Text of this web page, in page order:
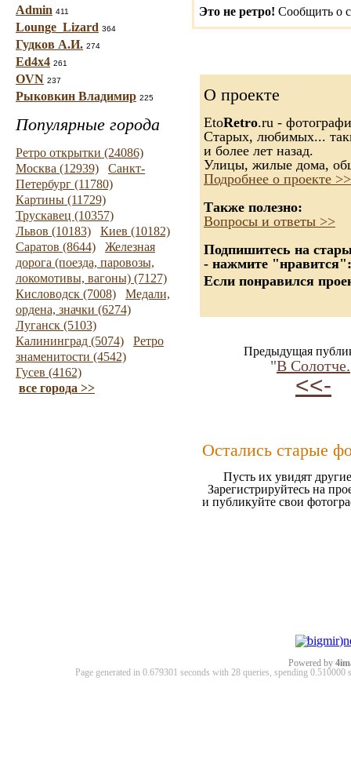
Admin 411
Lounge_Lizard 364
Гудков А.И. 274
Ed4x4 261
OVN 237
Рыковкин Владимир 225
Популярные города
Ретро открытки (24086)
Москва (12939)
Санкт-
Петербург (11780)
Картины (11729)
Трускавец (10357)
Львов (10183)
Киев (10182)
Саратов (8644)
Железная
дорога (поезда, паровозы,
локомотивы, вагоны) (7127)
Кисловодск (7008)
Медали,
ордена, значки (6274)
Луганск (5103)
Калининград (5074)
Ретро
знаменитости (4542)
Гусев (4162)
все города >>
Это не ретро! Сообщить о
О проекте
EtoRetro.ru -
Старых, любимых...
и более лет назад.
Улицы, жилые дома,
Подробнее о проекте >>
Также полезно:
Вопросы и ответы >>
Подпишитесь на
- нажмите "нравится":
Если понравился
Предыдущая
"В Солотче.
<<-
Остались старые
Пусть их увидят
Зарегистрируйтесь на
и публикуйте свои
Powered by
Page generated in 0.679301 seconds with 28 queries, spending